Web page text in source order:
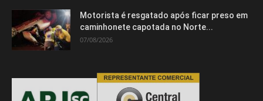
Motorista é resgatado após ficar preso em
caminhonete capotada no Norte...
07/08/2026